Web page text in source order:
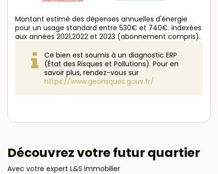
Montant estimé des dépenses annuelles d'énergie
pour un usage standard entre 530€ et 740€. indexées
aux années 2021,2022 et 2023 (abonnement compris).
Ce bien est soumis à un diagnostic ERP
(État des Risques et Pollutions). Pour en
savoir plus, rendez-vous sur
https://www.georisques.gouv.fr/
Découvrez votre futur quartier
Avec votre expert L&S Immobilier